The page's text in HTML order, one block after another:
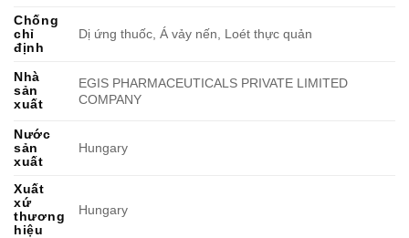
Chống
chỉ
định
Dị ứng thuốc, Á vảy nến, Loét thực quản
Nhà
sản
xuất
EGIS PHARMACEUTICALS PRIVATE LIMITED
COMPANY
Nước
sản
xuất
Hungary
Xuất
xứ
thương
hiệu
Hungary